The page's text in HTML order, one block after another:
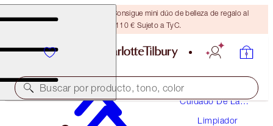
¡ÚLTIMA OPORTUNIDAD! Consigue mini dúo de belleza de regalo al
gastar 110 € Sujeto a TyC.
Buscar por producto, tono, color
Cuidado De La
Limpiador